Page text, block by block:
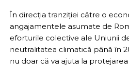
În direcția tranziției către o
angajamentele asumate de
eforturile colective ale Uniunii
neutralitatea climatică până în
nu doar că va ajuta la